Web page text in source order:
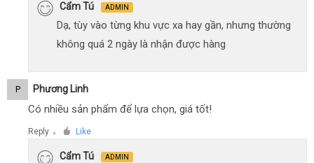
Cẩm Tú ADMIN
Dạ, tùy vào từng khu vực xa hay gần, nhưng thường
không quá 2 ngày là nhận được hàng
P Phương Linh
Có nhiều sản phẩm để lựa chọn, giá tốt!
Reply ● Like
Cẩm Tú ADMIN